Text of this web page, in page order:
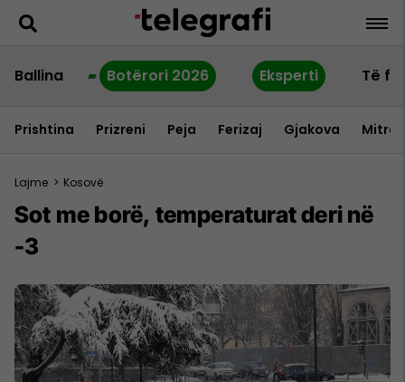
Ballina Botërori 2026 Eksperti Të
Prishtina Prizreni Peja Ferizaj Gjakova
Lajme > Kosovë
Sot me borë, temperaturat deri në
-3